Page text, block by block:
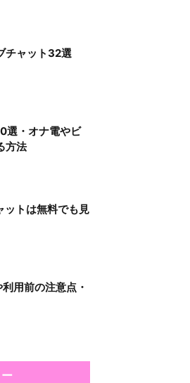
チャット32選
選・オナ電やビ
方法
ットは無料でも見
用前の注意点・